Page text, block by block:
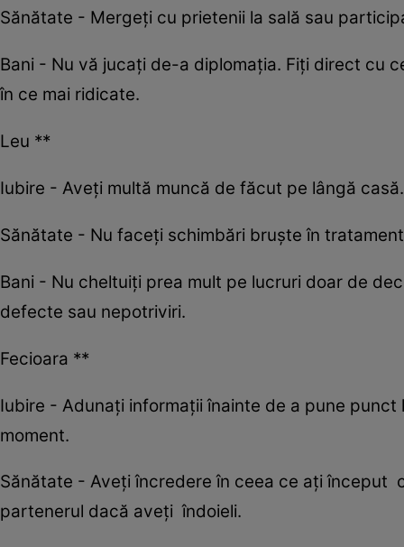
Sănătate - Mergeţi cu prietenii la sală sau
Bani - Nu vă jucaţi de-a diplomaţia. Fiţi direct cu
în ce mai ridicate.
Leu **
Iubire - Aveți multă muncă de făcut pe lângă
Sănătate - Nu faceți schimbări bruște în
Bani - Nu cheltuiți prea mult pe lucruri doar de
defecte sau nepotriviri.
Fecioara **
Iubire - Adunaţi informaţii înainte de a pune
moment.
Sănătate - Aveţi încredere în ceea ce aţi început
partenerul dacă aveți îndoieli.